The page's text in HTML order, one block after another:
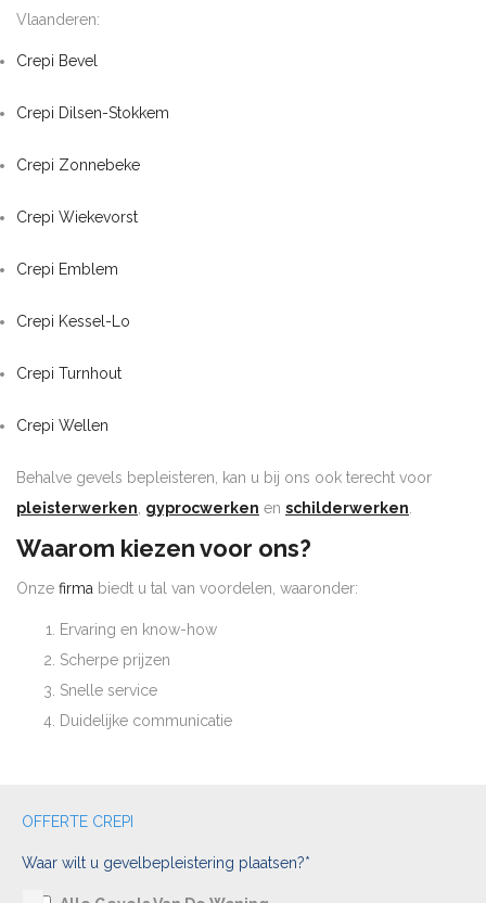
Vlaanderen:
Crepi Bevel
Crepi Dilsen-Stokkem
Crepi Zonnebeke
Crepi Wiekevorst
Crepi Emblem
Crepi Kessel-Lo
Crepi Turnhout
Crepi Wellen
Behalve gevels bepleisteren, kan u bij ons ook terecht voor
pleisterwerken, gyprocwerken en schilderwerken.
Waarom kiezen voor ons?
Onze firma biedt u tal van voordelen, waaronder:
Ervaring en know-how
Scherpe prijzen
Snelle service
Duidelijke communicatie
OFFERTE CREPI
Waar wilt u gevelbepleistering plaatsen?*